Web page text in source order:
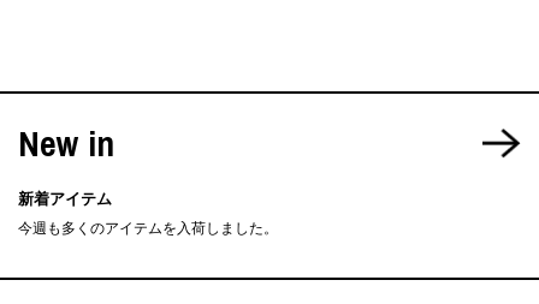
New in
新着アイテム
今週も多くのアイテムを入荷しました。